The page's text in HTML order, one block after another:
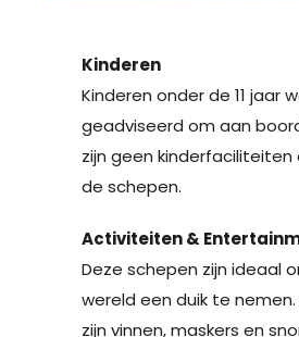
Kinderen
Kinderen onder de 11 jaar
geadviseerd om aan
zijn geen kinderfaciliteiten
de schepen.
Activiteiten &
Deze schepen zijn ideaal
wereld een duik te
zijn vinnen, maskers en